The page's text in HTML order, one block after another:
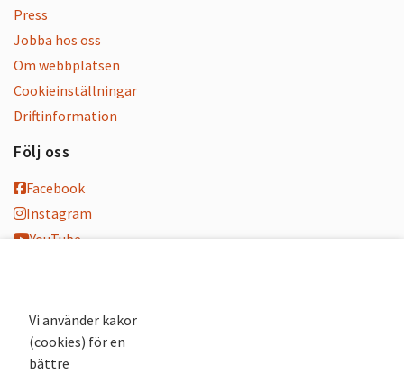
Press
Jobba hos oss
Om webbplatsen
Cookieinställningar
Driftinformation
Följ oss
Facebook
Instagram
YouTube
Nyhetsbrev
Andra webbplatser
Vi använder kakor
(cookies) för en
bättre